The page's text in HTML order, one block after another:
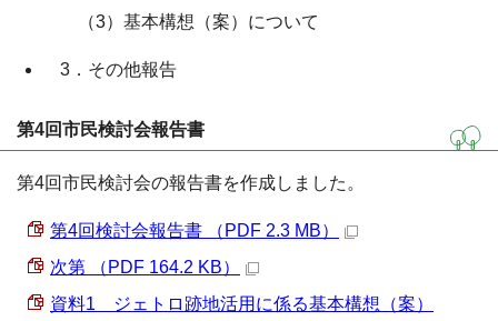
（3）基本構想（案）について
3．その他報告
第4回市民検討会報告書
第4回市民検討会の報告書を作成しました。
第4回検討会報告書 （PDF 2.3 MB）
次第 （PDF 164.2 KB）
資料1 ジェトロ跡地活用に係る基本構想（案）